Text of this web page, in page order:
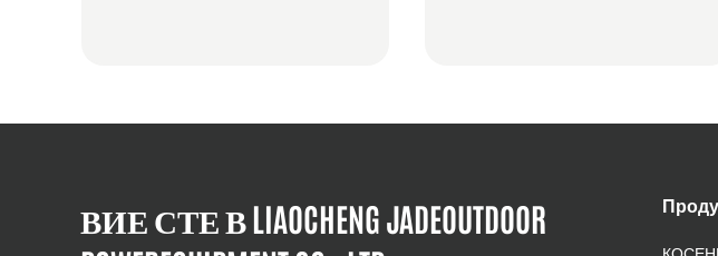
ВИЕ СТЕ В LIAOCHENG JADEOUTDOOR